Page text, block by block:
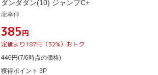
ダンダダン(10) ジャンプC+
龍幸伸
¥385円
定価より187円（32%）おトク
440円(7/6時点の価格)
獲得ポイント 3P